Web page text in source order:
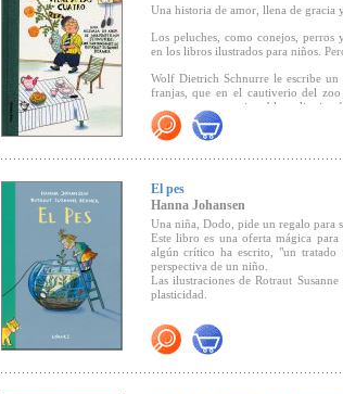
Una historia de amor, llena de gracia
Los peluches, como conejos, perros
en los libros ilustrados para niños.
Wolf Dietrich Schnurre le escribe un
franjas, que en el cautiverio del
monstruoso ser -miserable, solitario,
Desesperada, la hiena consigue
cuando descubre las bellas
Premio Schnabelsteher 2000
"Estamos ante un libro inusual de
"... el libro es precioso.... Una
Cuatrogatos).
El pes
Hanna Johansen
Una niña, Dodo, pide un regalo para
Este libro es una oferta mágica
algún crítico ha escrito, "un
perspectiva de un niño.
Las ilustraciones de Rotraut
plasticidad.
Recomendado por
"Un álbum mágico" (Antonio Ventura)